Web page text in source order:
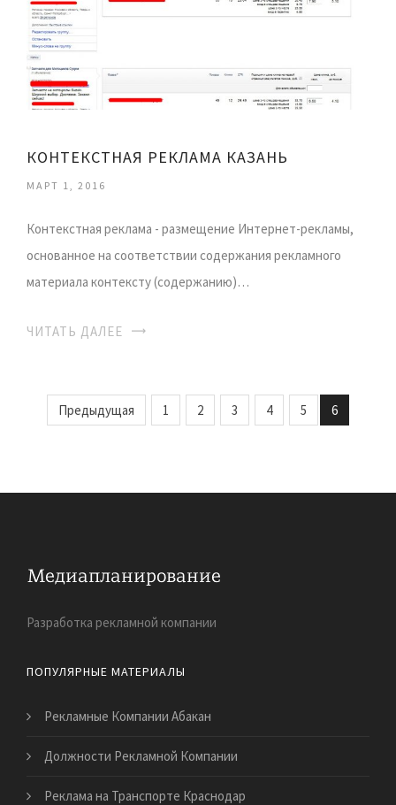
КОНТЕКСТНАЯ РЕКЛАМА КАЗАНЬ
МАРТ 1, 2016
Контекстная реклама - размещение Интернет-рекламы,
основанное на соответствии содержания рекламного
материала контексту (содержанию)…
ЧИТАТЬ ДАЛЕЕ
Предыдущая 1 2 3 4 5 6
Разработка рекламной компании
ПОПУЛЯРНЫЕ МАТЕРИАЛЫ
Рекламные Компании Абакан
Должности Рекламной Компании
Реклама на Транспорте Краснодар